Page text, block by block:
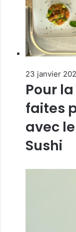
23 janvier
Pour
faites
avec
Sushi